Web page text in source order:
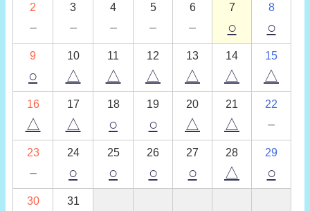
2
－
3
－
4
－
5
－
6
－
7
○
8
○
9
○
10
△
11
△
12
△
13
△
14
△
15
△
16
△
17
△
18
○
19
○
20
△
21
△
22
－
23
－
24
○
25
○
26
○
27
○
28
△
29
○
30 31